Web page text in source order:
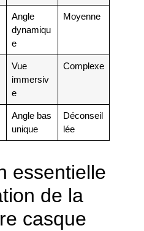
Angle
dynamiqu
e
Moyenne
Vue
immersiv
e
Complexe
Angle bas
unique
Déconseil
lée
essentielle
de la
casque